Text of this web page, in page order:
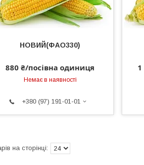
НОВИЙ(ФАО330)
880 ₴/посівна одиниця
Немає в наявності
+380 (97) 191-01-01